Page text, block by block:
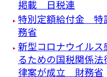
掲載 日税連
特別定額給付金 特
務省
新型コロナウイル
るための国税関係
律案が成立 財務省